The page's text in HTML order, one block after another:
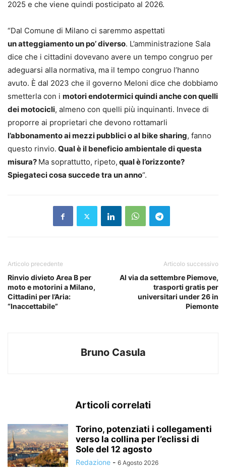
2025 e che viene quindi posticipato al 2026.
“Dal Comune di Milano ci saremmo aspettati
un atteggiamento un po’ diverso. L’amministrazione Sala
dice che i cittadini dovevano avere un tempo congruo per
adeguarsi alla normativa, ma il tempo congruo l’hanno
avuto. È dal 2023 che il governo Meloni dice che dobbiamo
smetterla con i motori endotermici quindi anche con quelli
dei motocicli, almeno con quelli più inquinanti. Invece di
proporre ai proprietari che devono rottamarli
l’abbonamento ai mezzi pubblici o al bike sharing, fanno
questo rinvio. Qual è il beneficio ambientale di questa
misura? Ma soprattutto, ripeto, qual è l’orizzonte?
Spiegateci cosa succede tra un anno“.
Articolo precedente
Rinvio divieto Area B per
moto e motorini a Milano,
Cittadini per l’Aria:
“Inaccettabile”
Articolo successivo
Al via da settembre Piemove,
trasporti gratis per
universitari under 26 in
Piemonte
Bruno Casula
Articoli correlati
Torino, potenziati i collegamenti
verso la collina per l’eclissi di
Sole del 12 agosto
Redazione - 6 Agosto 2026